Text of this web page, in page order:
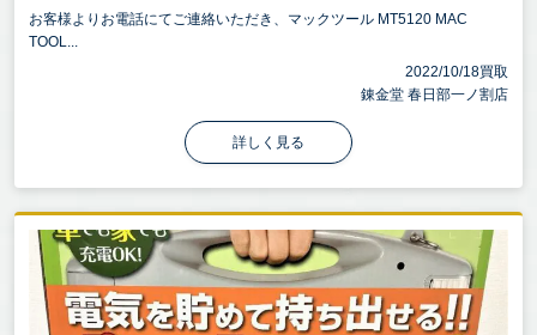
お客様よりお電話にてご連絡いただき、マックツール MT5120 MAC
TOOL...
2022/10/18買取
錬金堂 春日部一ノ割店
詳しく見る